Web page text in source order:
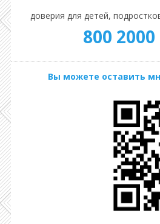
доверия для детей,
800 2000
Вы можете оставить